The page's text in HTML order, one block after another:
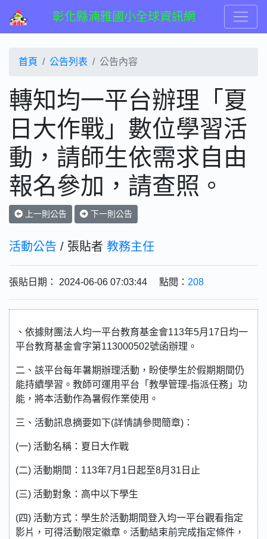
彰化縣湳雅國小全球資訊網
首頁 公告列表 公告內容
轉知均一平台辦理「夏
日大作戰」數位學習活
動，請師生依需求自由
報名參加，請查照。
上一則公告 下一則公告
活動公告 / 張貼者 教務主任
張貼日期： 2024-06-06 07:03:44 點閱： 208
、依據財團法人均一平台教育基金會113年5月17日均一
平台教育基金會字第113000502號函辦理。
二、該平台每年暑期辦理活動，盼使學生於假期期間仍
能持續學習。教師可運用平台「教學管理-指派任務」功
能，將本活動作為暑假作業使用。
三、活動訊息摘要如下(詳情請參閱簡章)：
(一) 活動名稱：夏日大作戰
(二) 活動期間：113年7月1日起至8月31日止
(三) 活動對象：高中以下學生
(四) 活動方式：學生於活動期間登入均一平台觀看指定
影片，可得活動限定徽章。活動結束前完成指定條件，